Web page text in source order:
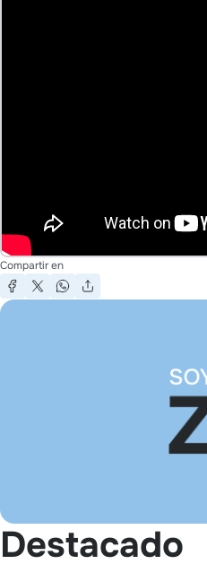
Compartir en
Destacado